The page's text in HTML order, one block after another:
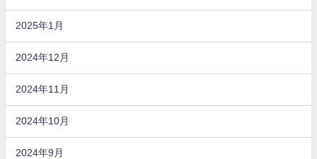
2025年1月
2024年12月
2024年11月
2024年10月
2024年9月